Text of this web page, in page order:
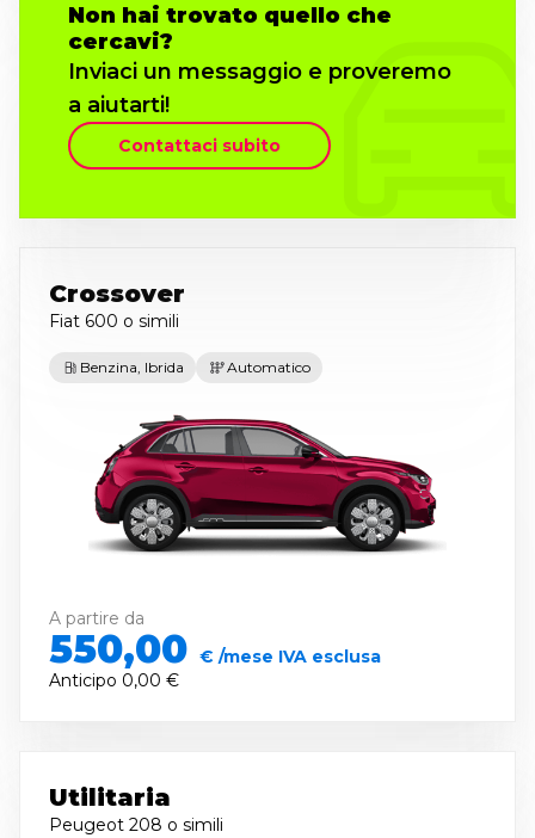
Non hai trovato quello che
cercavi?
Inviaci un messaggio e proveremo
a aiutarti!
Contattaci subito
Crossover
Fiat 600 o simili
Benzina, Ibrida Automatico
A partire da
550,00 € /mese IVA esclusa
Anticipo 0,00 €
Utilitaria
Peugeot 208 o simili